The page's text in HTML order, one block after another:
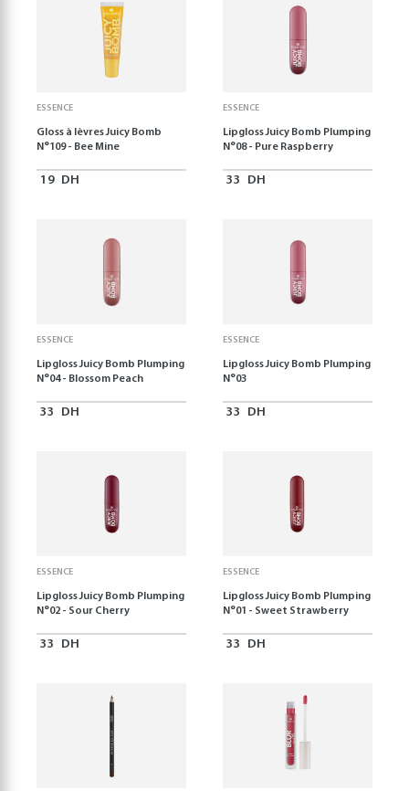
ESSENCE
Gloss à lèvres Juicy Bomb
N°109 - Bee Mine
19 DH
ESSENCE
Lipgloss Juicy Bomb Plumping
N°08 - Pure Raspberry
33 DH
ESSENCE
Lipgloss Juicy Bomb Plumping
N°04 - Blossom Peach
33 DH
ESSENCE
Lipgloss Juicy Bomb Plumping
N°03
33 DH
ESSENCE
Lipgloss Juicy Bomb Plumping
N°02 - Sour Cherry
33 DH
ESSENCE
Lipgloss Juicy Bomb Plumping
N°01 - Sweet Strawberry
33 DH